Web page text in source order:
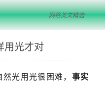
网络美文精选
用光才对
光用光很困难， 事实